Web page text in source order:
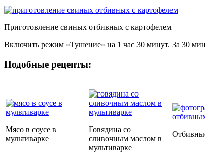
Приготовление свиных отбивных с картофелем
Включить режим «Тушение» на 1 час 30 минут. За 30
Подобные рецепты:
Мясо в соусе в
мультиварке
Говядина со
сливочным маслом в
мультиварке